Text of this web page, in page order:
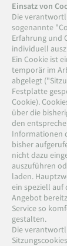
Einsatz von
Die
sogenannte
Erfahrung und
individuell
Ein Cookie ist
temporär im
abgelegt
Festplatte
Cookie).
über die
den
Informationen
bisher
nicht dazu
auszuführen
laden.
ein speziell auf
Angebot
Service so
gestalten.
Die